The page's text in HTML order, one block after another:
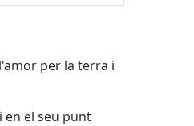
per la terra i
en el seu punt